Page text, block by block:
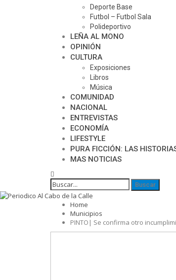
Deporte Base
Futbol – Futbol Sala
Polideportivo
LEÑA AL MONO
OPINIÓN
CULTURA
Exposiciones
Libros
Música
COMUNIDAD
NACIONAL
ENTREVISTAS
ECONOMÍA
LIFESTYLE
PURA FICCIÓN: LAS
MAS NOTICIAS
Home
Municipios
PINTO| Se confirma otro